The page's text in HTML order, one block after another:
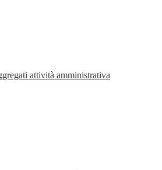
attività amministrativa